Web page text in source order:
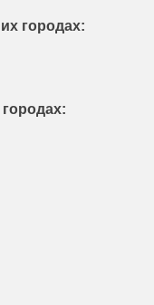
городах:
городах: